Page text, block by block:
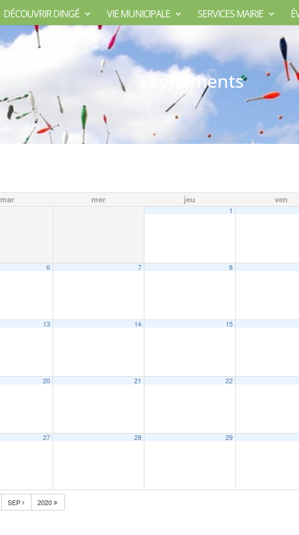
DÉCOUVRIR DINGÉ VIE MUNICIPALE SERVICES MAIRIE
Evènements
mar mer jeu ven
1
6 7 8
13 14 15
20 21 22
27 28 29
SEP 2020